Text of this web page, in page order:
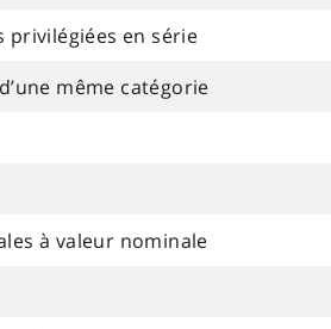
privilégiées en série
même catégorie
à valeur nominale